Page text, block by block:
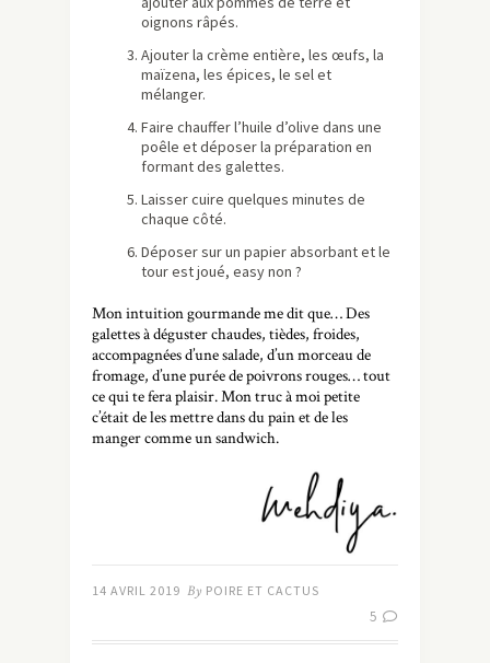
oignons râpés.
Ajouter la crème entière, les œufs, la
maïzena, les épices, le sel et
mélanger.
Faire chauffer l’huile d’olive dans une
poêle et déposer la préparation en
formant des galettes.
Laisser cuire quelques minutes de
chaque côté.
Déposer sur un papier absorbant et le
tour est joué, easy non ?
Mon intuition gourmande me dit que… Des
galettes à déguster chaudes, tièdes, froides,
accompagnées d’une salade, d’un morceau de
fromage, d’une purée de poivrons rouges… tout
ce qui te fera plaisir. Mon truc à moi petite
c’était de les mettre dans du pain et de les
manger comme un sandwich.
14 AVRIL 2019 By POIRE ET CACTUS
5